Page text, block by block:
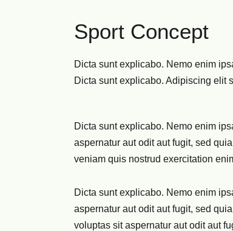
Sport Concept
Dicta sunt explicabo. Nemo enim
Dicta sunt explicabo. Adipiscing elit
Dicta sunt explicabo. Nemo enim
aspernatur aut odit aut fugit, sed
veniam quis nostrud exercitation
Dicta sunt explicabo. Nemo enim
aspernatur aut odit aut fugit, sed
voluptas sit aspernatur aut odit aut